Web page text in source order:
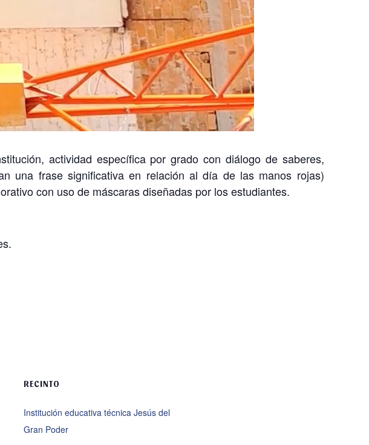
actividad específica por grado con diálogo de saberes,
una frase significativa en relación al día de las manos rojas)
con uso de máscaras diseñadas por los estudiantes.
RECINTO
Institución educativa técnica Jesús del
Gran Poder